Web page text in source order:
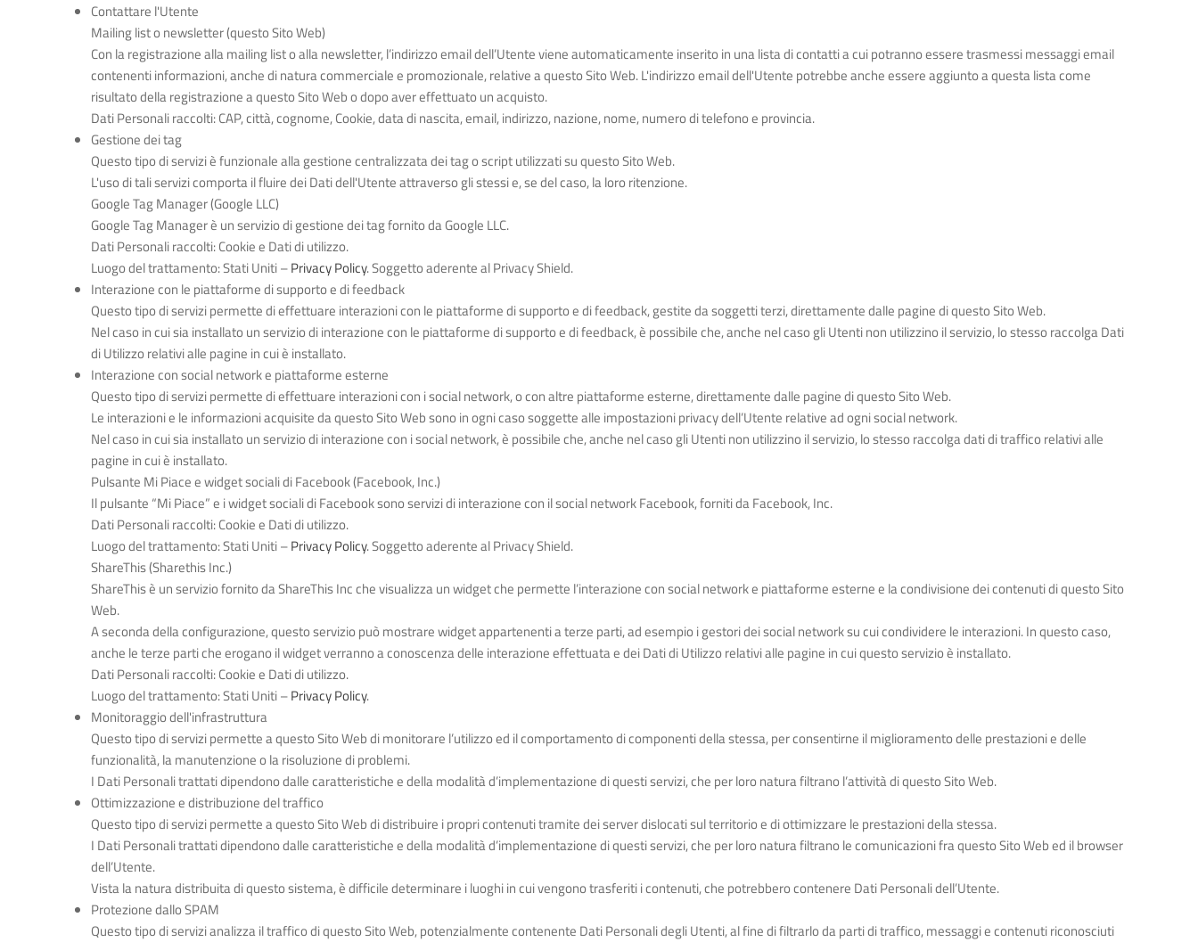
Contattare l'Utente
Mailing list o newsletter (questo Sito Web)
Con la registrazione alla mailing list o alla newsletter, l’indirizzo email dell’Utente viene automaticamente inserito in una lista di contatti a cui potranno essere trasmessi messaggi email
contenenti informazioni, anche di natura commerciale e promozionale, relative a questo Sito Web. L'indirizzo email dell'Utente potrebbe anche essere aggiunto a questa lista come
risultato della registrazione a questo Sito Web o dopo aver effettuato un acquisto.
Dati Personali raccolti: CAP, città, cognome, Cookie, data di nascita, email, indirizzo, nazione, nome, numero di telefono e provincia.
Gestione dei tag
Questo tipo di servizi è funzionale alla gestione centralizzata dei tag o script utilizzati su questo Sito Web.
L'uso di tali servizi comporta il fluire dei Dati dell'Utente attraverso gli stessi e, se del caso, la loro ritenzione.
Google Tag Manager (Google LLC)
Google Tag Manager è un servizio di gestione dei tag fornito da Google LLC.
Dati Personali raccolti: Cookie e Dati di utilizzo.
Luogo del trattamento: Stati Uniti –Privacy Policy. Soggetto aderente al Privacy Shield.
Interazione con le piattaforme di supporto e di feedback
Questo tipo di servizi permette di effettuare interazioni con le piattaforme di supporto e di feedback, gestite da soggetti terzi, direttamente dalle pagine di questo Sito Web.
Nel caso in cui sia installato un servizio di interazione con le piattaforme di supporto e di feedback, è possibile che, anche nel caso gli Utenti non utilizzino il servizio, lo stesso raccolga Dati
di Utilizzo relativi alle pagine in cui è installato.
Interazione con social network e piattaforme esterne
Questo tipo di servizi permette di effettuare interazioni con i social network, o con altre piattaforme esterne, direttamente dalle pagine di questo Sito Web.
Le interazioni e le informazioni acquisite da questo Sito Web sono in ogni caso soggette alle impostazioni privacy dell’Utente relative ad ogni social network.
Nel caso in cui sia installato un servizio di interazione con i social network, è possibile che, anche nel caso gli Utenti non utilizzino il servizio, lo stesso raccolga dati di traffico relativi alle
pagine in cui è installato.
Pulsante Mi Piace e widget sociali di Facebook (Facebook, Inc.)
Il pulsante “Mi Piace” e i widget sociali di Facebook sono servizi di interazione con il social network Facebook, forniti da Facebook, Inc.
Dati Personali raccolti: Cookie e Dati di utilizzo.
Luogo del trattamento: Stati Uniti –Privacy Policy. Soggetto aderente al Privacy Shield.
ShareThis (Sharethis Inc.)
ShareThis è un servizio fornito da ShareThis Inc che visualizza un widget che permette l’interazione con social network e piattaforme esterne e la condivisione dei contenuti di questo Sito
Web.
A seconda della configurazione, questo servizio può mostrare widget appartenenti a terze parti, ad esempio i gestori dei social network su cui condividere le interazioni. In questo caso,
anche le terze parti che erogano il widget verranno a conoscenza delle interazione effettuata e dei Dati di Utilizzo relativi alle pagine in cui questo servizio è installato.
Dati Personali raccolti: Cookie e Dati di utilizzo.
Luogo del trattamento: Stati Uniti –Privacy Policy.
Monitoraggio dell'infrastruttura
Questo tipo di servizi permette a questo Sito Web di monitorare l’utilizzo ed il comportamento di componenti della stessa, per consentirne il miglioramento delle prestazioni e delle
funzionalità, la manutenzione o la risoluzione di problemi.
I Dati Personali trattati dipendono dalle caratteristiche e della modalità d’implementazione di questi servizi, che per loro natura filtrano l’attività di questo Sito Web.
Ottimizzazione e distribuzione del traffico
Questo tipo di servizi permette a questo Sito Web di distribuire i propri contenuti tramite dei server dislocati sul territorio e di ottimizzare le prestazioni della stessa.
I Dati Personali trattati dipendono dalle caratteristiche e della modalità d’implementazione di questi servizi, che per loro natura filtrano le comunicazioni fra questo Sito Web ed il browser
dell’Utente.
Vista la natura distribuita di questo sistema, è difficile determinare i luoghi in cui vengono trasferiti i contenuti, che potrebbero contenere Dati Personali dell’Utente.
Protezione dallo SPAM
Questo tipo di servizi analizza il traffico di questo Sito Web, potenzialmente contenente Dati Personali degli Utenti, al fine di filtrarlo da parti di traffico, messaggi e contenuti riconosciuti